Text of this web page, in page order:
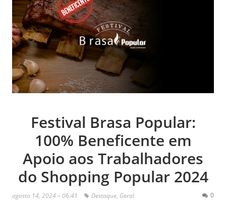
Festival Brasa Popular:
100% Beneficente em
Apoio aos Trabalhadores
do Shopping Popular 2024
agosto 14, 2024 – 06:41 Destaque, Geral 0